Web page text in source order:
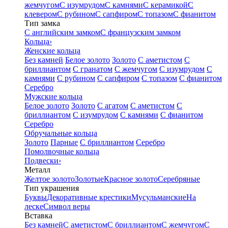
жемчугомС изумрудомС камнямиС керамикойС
клеверомС рубиномС сапфиромС топазомС фианитом
Тип замка
С английским замкомС французским замком
Кольца›
Женские кольца
Без камней Белое золото Золото С аметистом С
бриллиантом С гранатом С жемчугом С изумрудом С
камнями С рубином С сапфиром С топазом С фианитом
Серебро
Мужские кольца
Белое золото Золото С агатом С аметистом С
бриллиантом С изумрудом С камнями С фианитом
Серебро
Обручальные кольца
Золото Парные С бриллиантом Серебро
Помолвочные кольца
Подвески›
Металл
Желтое золотоЗолотыеКрасное золотоСеребряные
Тип украшения
БуквыДекоративные крестикиМусульманскиеНа
лескеСимвол веры
Вставка
Без камнейС аметистомС бриллиантомС жемчугомС